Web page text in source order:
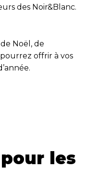
des Noir&Blanc.
Noël, de
offrir à vos
les